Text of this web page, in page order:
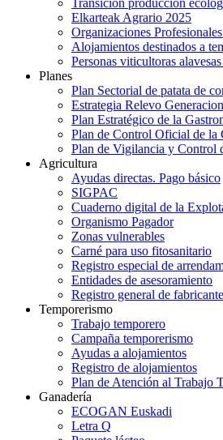
Elkarteak Agrario 2025
Organizaciones
Alojamientos destinados a
Personas viticultoras
Planes
Plan Sectorial de patata de
Estrategia Relevo
Plan Estratégico de la
Plan de Control Oficial de la
Plan de Vigilancia y Control
Agricultura
Ayudas directas. Pago básico
SIGPAC
Cuaderno digital de la
Organismo Pagador
Zonas vulnerables
Carné para uso fitosanitario
Registro especial de
Entidades de asesoramiento
Registro general de
Temporerismo
Trabajo temporero
Campaña temporerismo
Ayudas a alojamientos
Registro de alojamientos
Plan de Atención al Trabajo
Ganadería
ECOGAN Euskadi
Letra Q